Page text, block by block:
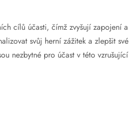
cílů účasti, čímž zvyšují zapojení a
svůj herní zážitek a zlepšit své
nezbytné pro účast v této vzrušující